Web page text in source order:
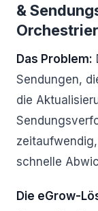
&
Das Problem:
Sendungen,
die
schnelle
Die eGrow-